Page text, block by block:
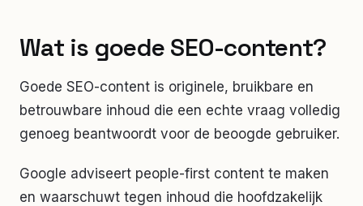
Wat is goede SEO-content?
Goede SEO-content is originele, bruikbare en
betrouwbare inhoud die een echte vraag volledig
genoeg beantwoordt voor de beoogde gebruiker.
Google adviseert people-first content te maken
en waarschuwt tegen inhoud die hoofdzakelijk